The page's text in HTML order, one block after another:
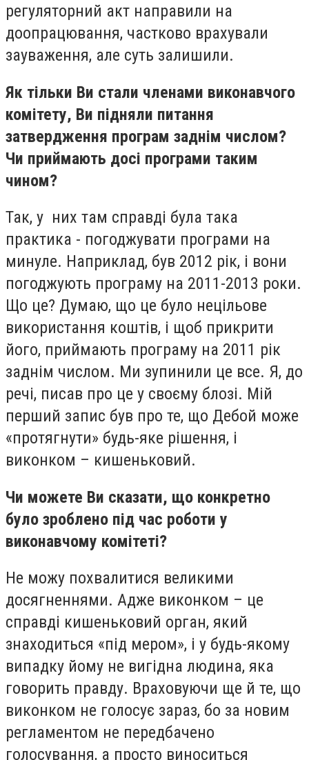
регуляторний акт направили на
доопрацювання, частково врахували
зауваження, але суть залишили.
Як тільки Ви стали членами виконавчого
комітету, Ви підняли питання
затвердження програм заднім числом?
Чи приймають досі програми таким
чином?
Так, у них там справді була така
практика - погоджувати програми на
минуле. Наприклад, був 2012 рік, і вони
погоджують програму на 2011-2013 роки.
Що це? Думаю, що це було нецільове
використання коштів, і щоб прикрити
його, приймають програму на 2011 рік
заднім числом. Ми зупинили це все. Я, до
речі, писав про це у своєму блозі. Мій
перший запис був про те, що Дебой може
«протягнути» будь-яке рішення, і
виконком – кишеньковий.
Чи можете Ви сказати, що конкретно
було зроблено під час роботи у
виконавчому комітеті?
Не можу похвалитися великими
досягненнями. Адже виконком – це
справді кишеньковий орган, який
знаходиться «під мером», і у будь-якому
випадку йому не вигідна людина, яка
говорить правду. Враховуючи ще й те, що
виконком не голосує зараз, бо за новим
регламентом не передбачено
голосування, а просто виноситься